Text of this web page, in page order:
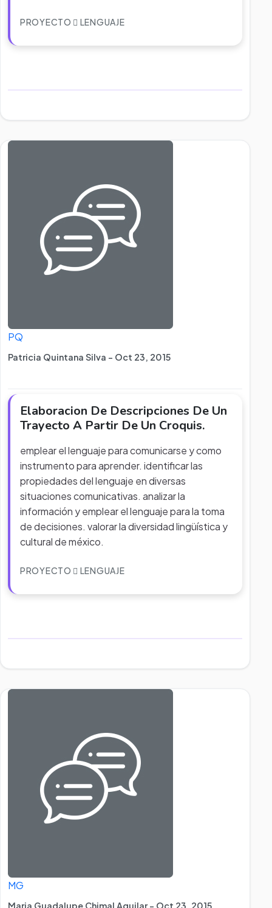
PROYECTO LENGUAJE
PQ
Patricia Quintana Silva - Oct 23, 2015
Elaboracion De Descripciones De Un
Trayecto A Partir De Un Croquis.
emplear el lenguaje para comunicarse y como
instrumento para aprender. identificar las
propiedades del lenguaje en diversas
situaciones comunicativas. analizar la
información y emplear el lenguaje para la toma
de decisiones. valorar la diversidad lingüística y
cultural de méxico.
PROYECTO LENGUAJE
MG
Maria Guadalupe Chimal Aguilar - Oct 23, 2015